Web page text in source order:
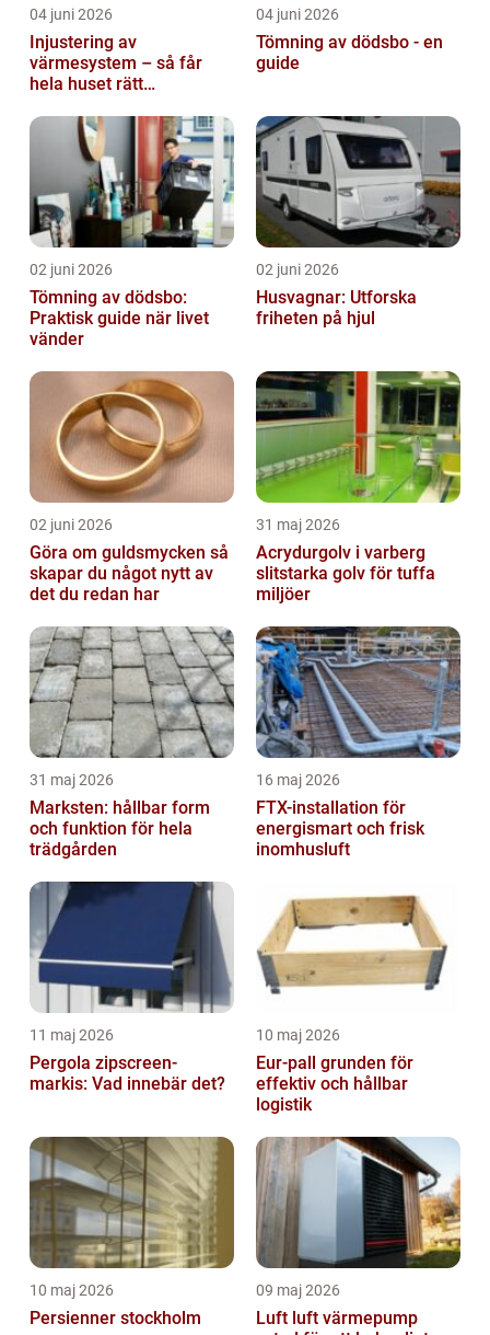
04 juni 2026
Injustering av
värmesystem – så får
hela huset rätt
04 juni 2026
Tömning av dödsbo - en
guide
02 juni 2026
Tömning av dödsbo:
Praktisk guide när livet
vänder
02 juni 2026
Husvagnar: Utforska
friheten på hjul
02 juni 2026
Göra om guldsmycken så
skapar du något nytt av
det du redan har
31 maj 2026
Acrydurgolv i varberg
slitstarka golv för tuffa
miljöer
31 maj 2026
Marksten: hållbar form
och funktion för hela
trädgården
16 maj 2026
FTX-installation för
energismart och frisk
inomhusluft
11 maj 2026
Pergola zipscreen-
markis: Vad innebär det?
10 maj 2026
Eur-pall grunden för
effektiv och hållbar
logistik
10 maj 2026
Persienner stockholm
09 maj 2026
Luft luft värmepump